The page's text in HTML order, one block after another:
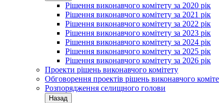
Рішення виконавчого комітету за 2020 рік
Рішення виконавчого комітету за 2021 рік
Рішення виконавчого комітету за 2022 рік
Рішення виконавчого комітету за 2023 рік
Рішення виконавчого комітету за 2024 рік
Рішення виконавчого комітету за 2025 рік
Рішення виконавчого комітету за 2026 рік
Проекти рішень виконавчого комітету
Обговорення проектів рішень виконавчого
Розпорядження селищного голови
Назад